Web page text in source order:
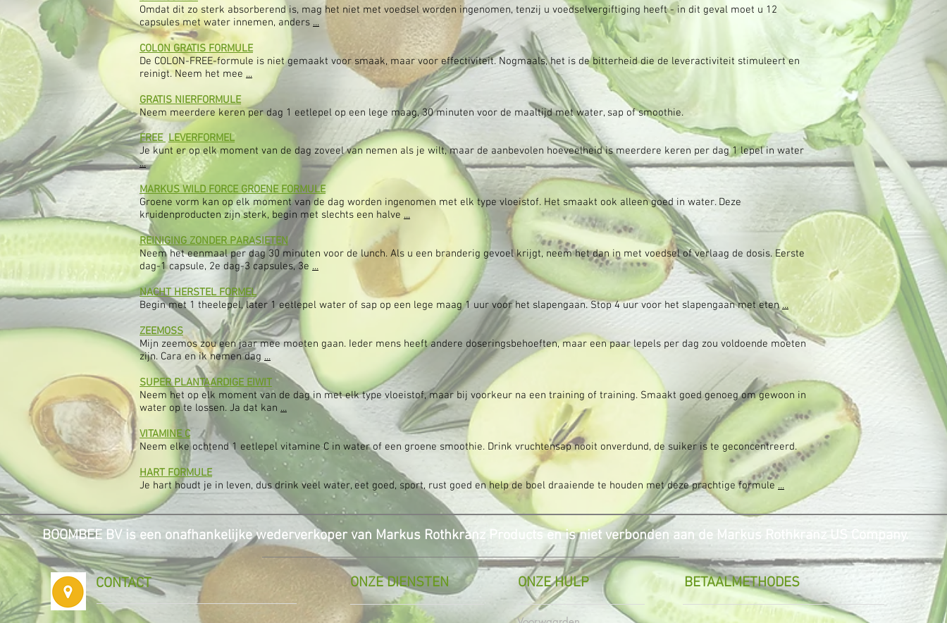
Omdat dit zo sterk absorberend is, mag het niet met voedsel worden ingenomen, tenzij u voedselvergiftiging heeft - in dit geval moet u 12
capsules met water innemen, anders ...
COLON GRATIS FORMULE
De COLON-FREE-formule is niet gemaakt voor smaak, maar voor effectiviteit. Nogmaals, het is de bitterheid die de leveractiviteit stimuleert en
reinigt. Neem het mee ...
GRATIS NIERFORMULE
Neem meerdere keren per dag 1 eetlepel op een lege maag, 30 minuten voor de maaltijd met water, sap of smoothie.
FREE LEVERFORMEL
Je kunt er op elk moment van de dag zoveel van nemen als je wilt, maar de aanbevolen hoeveelheid is meerdere keren per dag 1 lepel in water
...
MARKUS WILD FORCE GROENE FORMULE
Groene vorm kan op elk moment van de dag worden ingenomen met elk type vloeistof. Het smaakt ook alleen goed in water. Deze
kruidenproducten zijn sterk, begin met slechts een halve ...
REINIGING ZONDER PARASIETEN
Neem het eenmaal per dag 30 minuten voor de lunch. Als u een branderig gevoel krijgt, neem het dan in met voedsel of verlaag de dosis. Eerste
dag-1 capsule, 2e dag-3 capsules, 3e ...
NACHT HERSTEL FORMEL
Begin met 1 theelepel, later 1 eetlepel water of sap op een lege maag 1 uur voor het slapengaan. Stop 4 uur voor het slapengaan met eten...
ZEEMOSS
Mijn zeemos zou een jaar mee moeten gaan. Ieder mens heeft andere doseringsbehoeften, maar een paar lepels per dag zou voldoende moeten
zijn. Cara en ik nemen dag ...
SUPER PLANTAARDIGE EIWIT
Neem het op elk moment van de dag in met elk type vloeistof, maar bij voorkeur na een training of training. Smaakt goed genoeg om gewoon in
water op te lossen. Ja dat kan ...
VITAMINE C
Neem elke ochtend 1 eetlepel vitamine C in water of een groene smoothie. Drink vruchtensap nooit onverdund, de suiker is te geconcentreerd.
HART FORMULE
Je hart houdt je in leven, dus drink veel water, eet goed, sport, rust goed en help de boel draaiende te houden met deze prachtige formule ...
BOOMBEE BV is een onafhankelijke wederverkoper van Markus Rothkranz Products en is niet verbonden aan de Markus Rothkranz US Company.
CONTACT ONZE DIENSTEN ONZE HULP BETAALMETHODES